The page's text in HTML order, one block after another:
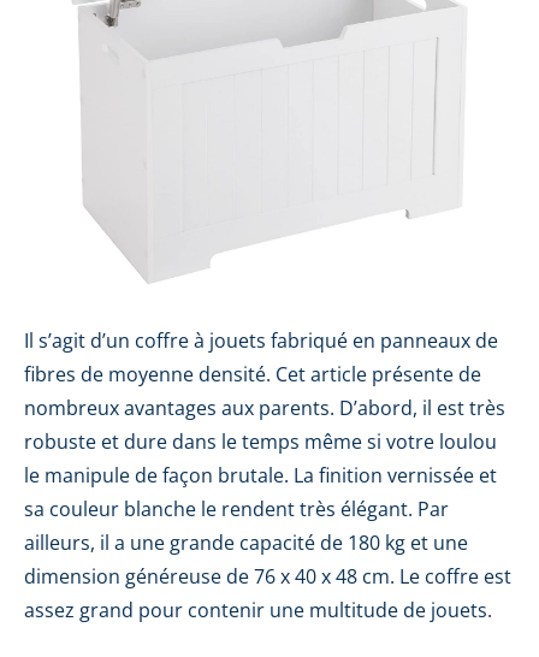
Il s’agit d’un coffre à jouets fabriqué en panneaux de
fibres de moyenne densité. Cet article présente de
nombreux avantages aux parents. D’abord, il est très
robuste et dure dans le temps même si votre loulou
le manipule de façon brutale. La finition vernissée et
sa couleur blanche le rendent très élégant. Par
ailleurs, il a une grande capacité de 180 kg et une
dimension généreuse de 76 x 40 x 48 cm. Le coffre est
assez grand pour contenir une multitude de jouets.